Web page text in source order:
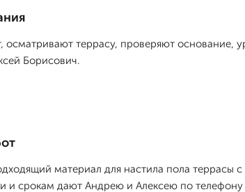
террасу, проверяют основание,
Борисович.
материал для настила пола террасы с
и срокам дают Андрею и Алексею по телефону